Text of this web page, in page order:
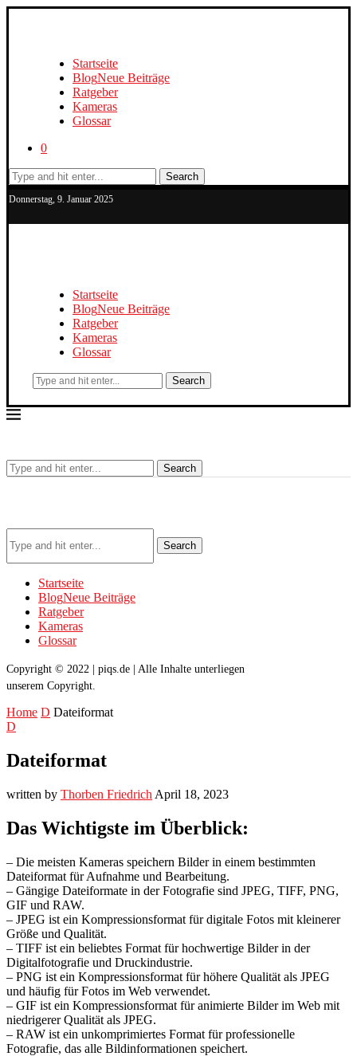
Startseite
BlogNeue Beiträge
Ratgeber
Kameras
Glossar
0
Search
Donnerstag, 9. Januar 2025
Startseite
BlogNeue Beiträge
Ratgeber
Kameras
Glossar
Search
Search
Search
Startseite
BlogNeue Beiträge
Ratgeber
Kameras
Glossar
Copyright © 2022 | piqs.de | Alle Inhalte unterliegen
unserem Copyright.
Home D Dateiformat
D
Dateiformat
written by Thorben Friedrich April 18, 2023
Das Wichtigste im Überblick:
– Die meisten Kameras speichern Bilder in einem bestimmten
Dateiformat für Aufnahme und Bearbeitung.
– Gängige Dateiformate in der Fotografie sind JPEG, TIFF, PNG,
GIF und RAW.
– JPEG ist ein Kompressionsformat für digitale Fotos mit kleinerer
Größe und Qualität.
– TIFF ist ein beliebtes Format für hochwertige Bilder in der
Digitalfotografie und Druckindustrie.
– PNG ist ein Kompressionsformat für höhere Qualität als JPEG
und häufig für Fotos im Web verwendet.
– GIF ist ein Kompressionsformat für animierte Bilder im Web mit
niedrigerer Qualität als JPEG.
– RAW ist ein unkomprimiertes Format für professionelle
Fotografie, das alle Bildinformationen speichert.